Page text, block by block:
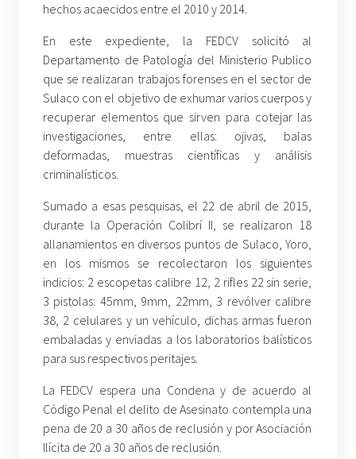
hechos acaecidos entre el 2010 y 2014.
En este expediente, la FEDCV solicitó al
Departamento de Patología del Ministerio Publico
que se realizaran trabajos forenses en el sector de
Sulaco con el objetivo de exhumar varios cuerpos y
recuperar elementos que sirven para cotejar las
investigaciones, entre ellas: ojivas, balas
deformadas, muestras científicas y análisis
criminalísticos.
Sumado a esas pesquisas, el 22 de abril de 2015,
durante la Operación Colibrí II, se realizaron 18
allanamientos en diversos puntos de Sulaco, Yoro,
en los mismos se recolectaron los siguientes
indicios: 2 escopetas calibre 12, 2 rifles 22 sin serie,
3 pistolas: 45mm, 9mm, 22mm, 3 revólver calibre
38, 2 celulares y un vehículo, dichas armas fueron
embaladas y enviadas a los laboratorios balísticos
para sus respectivos peritajes.
La FEDCV espera una Condena y de acuerdo al
Código Penal el delito de Asesinato contempla una
pena de 20 a 30 años de reclusión y por Asociación
Ilícita de 20 a 30 años de reclusión.